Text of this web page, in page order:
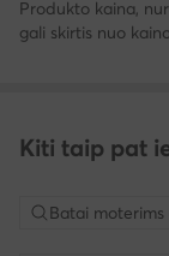
Produkto kaina,
gali skirtis nuo
Kiti taip pat
Batai moterims